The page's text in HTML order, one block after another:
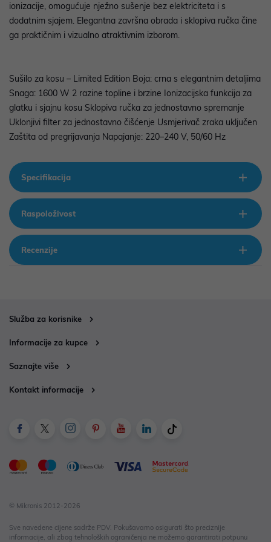
ionizacije, omogućuje nježno sušenje bez elektriciteta i s
dodatnim sjajem. Elegantna završna obrada i sklopiva ručka čine
ga praktičnim i vizualno atraktivnim izborom.
Sušilo za kosu – Limited Edition Boja: crna s elegantnim detaljima
Snaga: 1600 W 2 razine topline i brzine Ionizacijska funkcija za
glatku i sjajnu kosu Sklopiva ručka za jednostavno spremanje
Uklonjivi filter za jednostavno čišćenje Usmjerivač zraka uključen
Zaštita od pregrijavanja Napajanje: 220–240 V, 50/60 Hz
Specifikacija
Raspoloživost
Recenzije
Služba za korisnike
Informacije za kupce
Saznajte više
Kontakt informacije
© Mikronis 2012-2026
Sve navedene cijene sadrže PDV. Pokušavamo osigurati što preciznije
informacije, ali zbog tehnoloških ograničenja ne možemo garantirati potpunu